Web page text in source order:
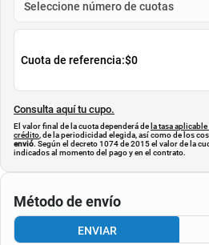
Cuota de referencia:$0
Consulta aquí tu cupo.
El valor final de la cuota dependerá de la tasa
crédito , de la periodicidad elegida, así como de los
envió. Según el decreto 1074 de 2015 el valor de la
indicados al momento del pago y en el contrato.
Método de envío
ENVIAR